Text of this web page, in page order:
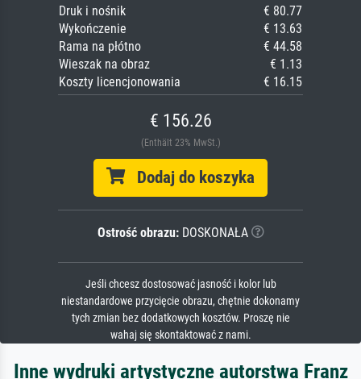
Druk i nośnik
€ 80.77
Wykończenie
€ 13.63
Rama na płótno
€ 44.58
Wieszak na obraz
€ 1.13
Koszty licencjonowania
€ 16.15
€ 156.26
(Enthält 23% MwSt.)
Dodaj do koszyka
Ostrość obrazu:DOSKONAŁA
Jeśli chcesz dostosować jasność i kolor lub
niestandardowe przycięcie obrazu, chętnie dokonamy
tych zmian bez dodatkowych kosztów. Proszę nie
wahaj się skontaktować z nami.
Inne wydruki artystyczne autorstwa Franz